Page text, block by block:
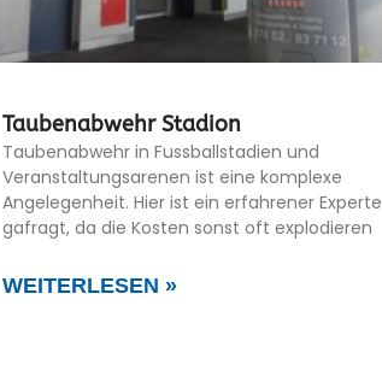
Taubenabwehr Stadion
Taubenabwehr in Fussballstadien und
Veranstaltungsarenen ist eine komplexe
Angelegenheit. Hier ist ein erfahrener Experte
gafragt, da die Kosten sonst oft explodieren
WEITERLESEN »